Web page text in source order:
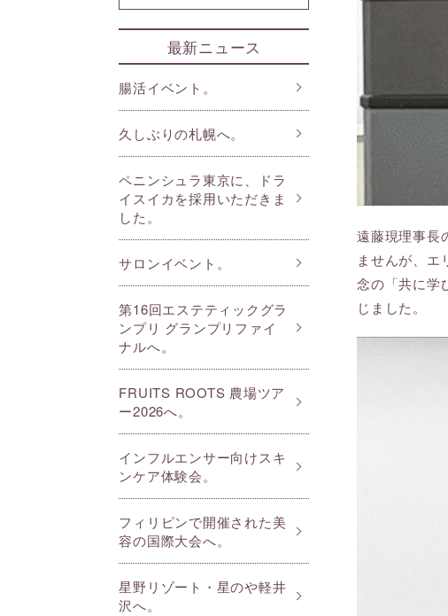
遠藤現理事長
ませんが、エ
念の「共に学
じました。
最新ニュース
腸活イベント。
久しぶりの札幌へ。
ペニンシュラ東京に、ドラ
イスイカを採用いただきま
した。
サロンイベント。
第16回エステティックグラ
ンプリ グランプリファイ
ナルへ。
FRUITS ROOTS 農場ツア
ー2026へ。
インフルエンサー向けスキ
ンケア体験会。
フィリピンで開催された美
容の国際大会へ。
星野リゾート・星のや軽井
沢へ。